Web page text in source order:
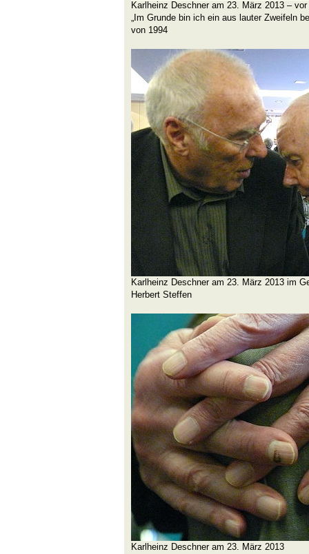
Karlheinz Deschner am 23. März 2013 –
„Im Grunde bin ich ein aus lauter Zweifeln
von 1994
Karlheinz Deschner am 23. März 2013 im
Herbert Steffen
Karlheinz Deschner am 23. März 2013